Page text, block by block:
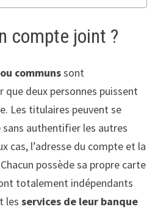
compte joint ?
communssont
que deux personnes puissent
Les titulaires peuvent se
authentifier les autres
cas, l’adresse du compte et la
possède sa propre carte
totalement indépendants
les services de leur banque